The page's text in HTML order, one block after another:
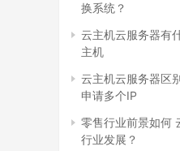
换系统？
云主机云服务器有
主机
云主机云服务器区
申请多个IP
零售行业前景如何
行业发展？